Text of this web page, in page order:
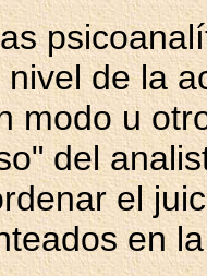
de la
modo u
del
el
en